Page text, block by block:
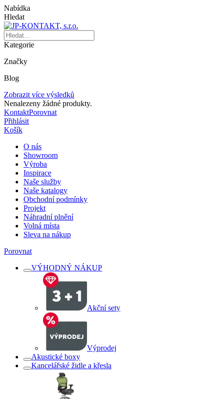
Nabídka
Hledat
Kategorie
Značky
Blog
Zobrazit více výsledků
Nenalezeny žádné produkty.
KontaktPorovnat
Přihlásit
Košík
O nás
Showroom
Výroba
Inspirace
Naše služby
Naše katalogy
Obchodní podmínky
Projekt
Náhradní plnění
Volná místa
Sleva na nákup
Porovnat
VÝHODNÝ NÁKUP
Akční sety
Výprodej
Akustické boxy
Kancelářské židle a křesla